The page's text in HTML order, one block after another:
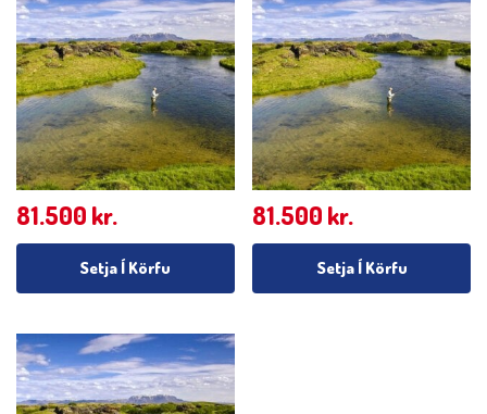
81.500 kr.
Setja Í Körfu
81.500 kr.
Setja Í Körfu